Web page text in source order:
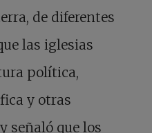
de diferentes
las iglesias
política,
y otras
señaló que los